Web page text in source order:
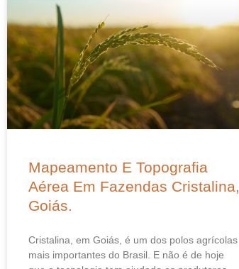
Mapeamento E Topografia
Aérea Em Fazendas Cristalina,
Goiás.
Cristalina, em Goiás, é um dos polos agrícolas
mais importantes do Brasil. E não é de hoje